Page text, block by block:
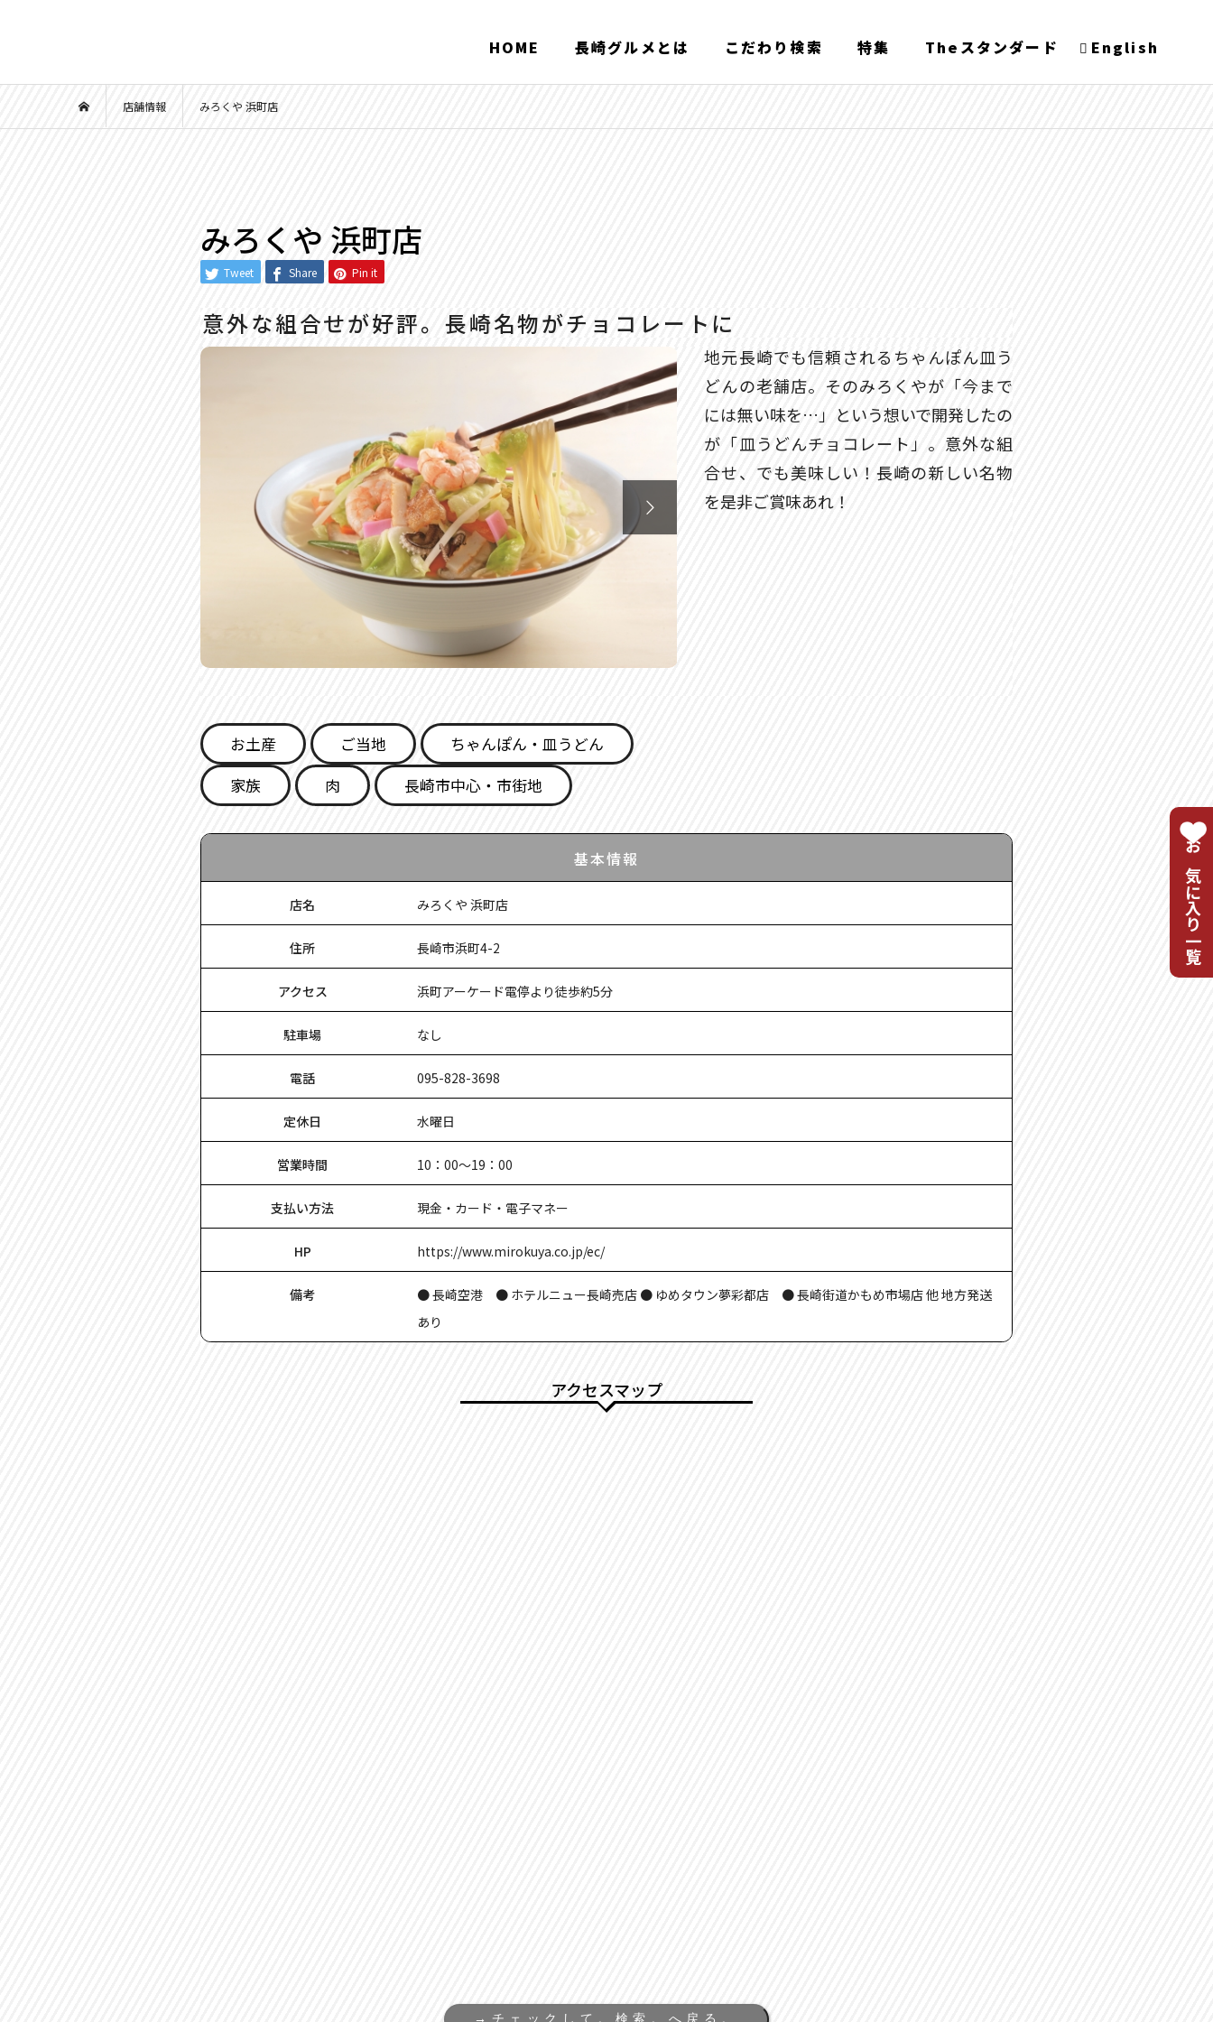
HOME 長崎グルメとは こだわり検索 特集 Theスタンダード English
お気に入り一覧
店舗情報 みろくや 浜町店
みろくや 浜町店
Tweet Share Pin it
意外な組合せが好評。長崎名物がチョコレートに

地元長崎でも信頼されるちゃんぽん皿う
どんの老舗店。そのみろくやが「今まで
には無い味を…」という想いで開発したの
が「皿うどんチョコレート」。意外な組
合せ、でも美味しい！長崎の新しい名物
を是非ご賞味あれ！
お土産 ご当地
ちゃんぽん・皿うどん
家族
肉 長崎市中心・市街地
基本情報
店名 みろくや 浜町店
住所 長崎市浜町4-2
アクセス 浜町アーケード電停より徒歩約5分
駐車場 なし
電話 095-828-3698
定休日 水曜日
営業時間 10：00〜19：00
支払い方法 現金・カード・電子マネー
HP https://www.mirokuya.co.jp/ec/
備考
● 長崎空港 ● ホテルニュー長崎売店 ● ゆめタウン夢彩都店 ● 長崎街道かもめ市場店 他 地方発送
あり
アクセスマップ
→ チェックして。検索。へ戻る。